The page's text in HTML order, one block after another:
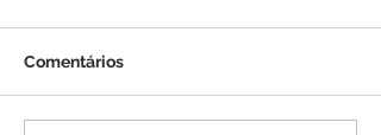
Comentários